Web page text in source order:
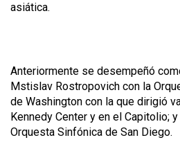
asiática.
Anteriormente se desempeñó
Mstislav Rostropovich con la
de Washington con la que dirigió
Kennedy Center y en el Capitolio;
Orquesta Sinfónica de San Diego.